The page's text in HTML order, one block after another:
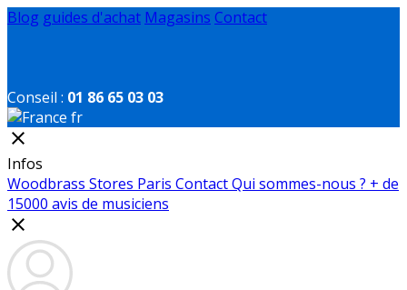
Blog guides d'achat Magasins Contact
Conseil : 01 86 65 03 03
fr
close
Infos
Woodbrass Stores Paris ContactQui sommes-nous ? + de
15000 avis de musiciens
close